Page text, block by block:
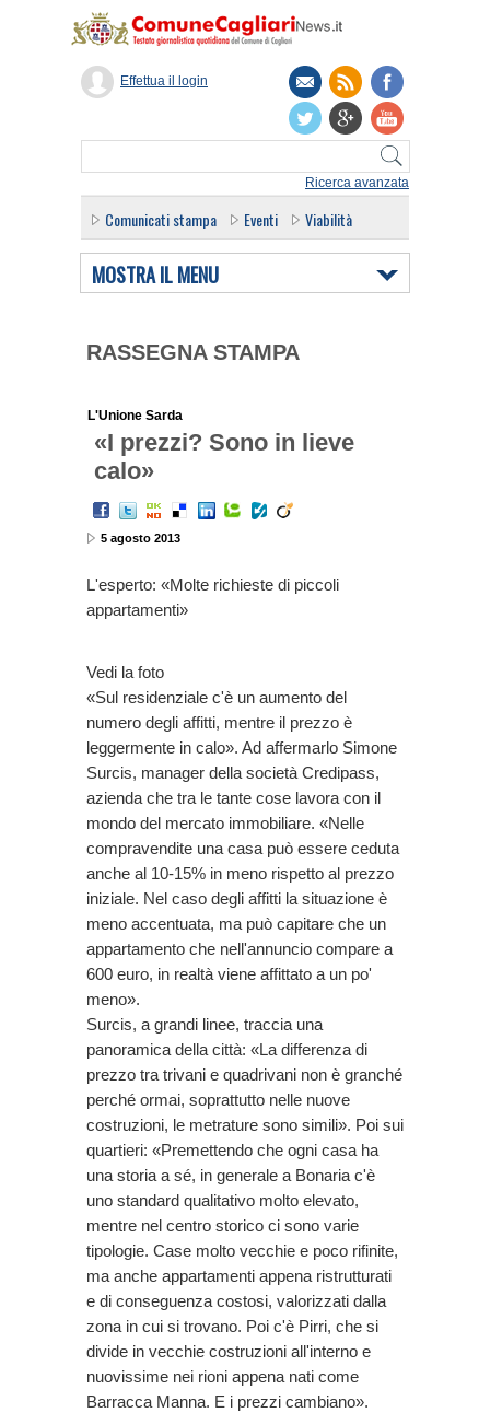
Ricerca avanzata
Effettua il login
Comunicati stampa Eventi Viabilità
MOSTRA IL MENU
RASSEGNA STAMPA
L'Unione Sarda
«I prezzi? Sono in lieve
calo»
5 agosto 2013
L'esperto: «Molte richieste di piccoli
appartamenti»
Vedi la foto
«Sul residenziale c'è un aumento del
numero degli affitti, mentre il prezzo è
leggermente in calo». Ad affermarlo Simone
Surcis, manager della società Credipass,
azienda che tra le tante cose lavora con il
mondo del mercato immobiliare. «Nelle
compravendite una casa può essere ceduta
anche al 10-15% in meno rispetto al prezzo
iniziale. Nel caso degli affitti la situazione è
meno accentuata, ma può capitare che un
appartamento che nell'annuncio compare a
600 euro, in realtà viene affittato a un po'
meno».
Surcis, a grandi linee, traccia una
panoramica della città: «La differenza di
prezzo tra trivani e quadrivani non è granché
perché ormai, soprattutto nelle nuove
costruzioni, le metrature sono simili». Poi sui
quartieri: «Premettendo che ogni casa ha
una storia a sé, in generale a Bonaria c'è
uno standard qualitativo molto elevato,
mentre nel centro storico ci sono varie
tipologie. Case molto vecchie e poco rifinite,
ma anche appartamenti appena ristrutturati
e di conseguenza costosi, valorizzati dalla
zona in cui si trovano. Poi c'è Pirri, che si
divide in vecchie costruzioni all'interno e
nuovissime nei rioni appena nati come
Barracca Manna. E i prezzi cambiano».